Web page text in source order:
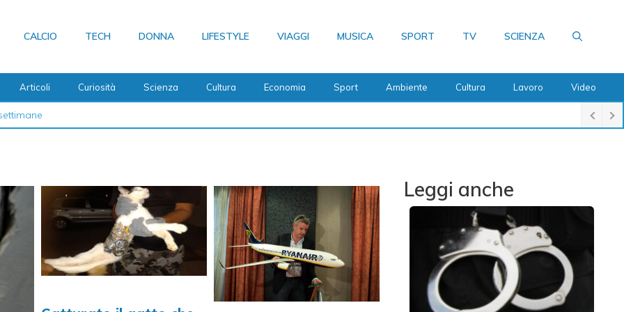
CALCIO TECH DONNA LIFESTYLE VIAGGI MUSICA SPORT TV SCIENZA
Articoli Curiosità Scienza Cultura Economia Sport Ambiente Cultura Lavoro Video
Leggi anche